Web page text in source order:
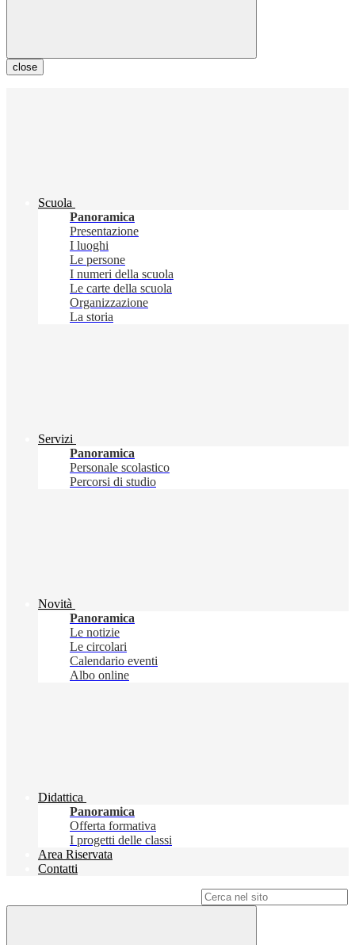
close
Scuola
Panoramica
Presentazione
I luoghi
Le persone
I numeri della scuola
Le carte della scuola
Organizzazione
La storia
Servizi
Panoramica
Personale scolastico
Percorsi di studio
Novità
Panoramica
Le notizie
Le circolari
Calendario eventi
Albo online
Didattica
Panoramica
Offerta formativa
I progetti delle classi
Area Riservata
Contatti